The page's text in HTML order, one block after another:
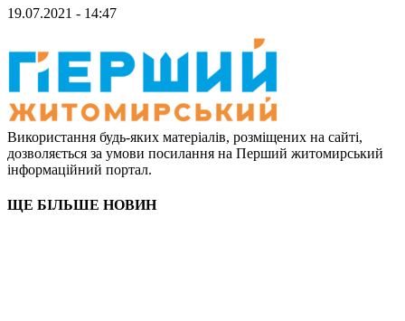
19.07.2021 - 14:47
Використання будь-яких матеріалів, розміщених на сайті,
дозволяється за умови посилання на Перший житомирський
інформаційний портал.
ЩЕ БІЛЬШЕ НОВИН